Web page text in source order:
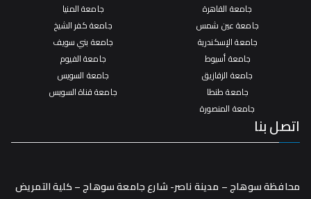
جامعة القاهرة
جامعة عين شمس
جامعة الإسكندرية
جامعة أسيوط
جامعة الزقازيق
جامعة طنطا
جامعة المنصورة
جامعة المنيا
جامعة كفر الشيخ
جامعة بني سويف
جامعة الفيوم
جامعة السويس
جامعة قناة السويس
اتصل بنا
محافظة سوهاج – مدينة ناصر- شارع جامعة سوهاج – كلية التمريض